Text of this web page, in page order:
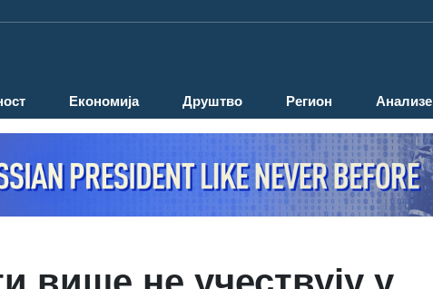
Економија Друштво Регион Анализе